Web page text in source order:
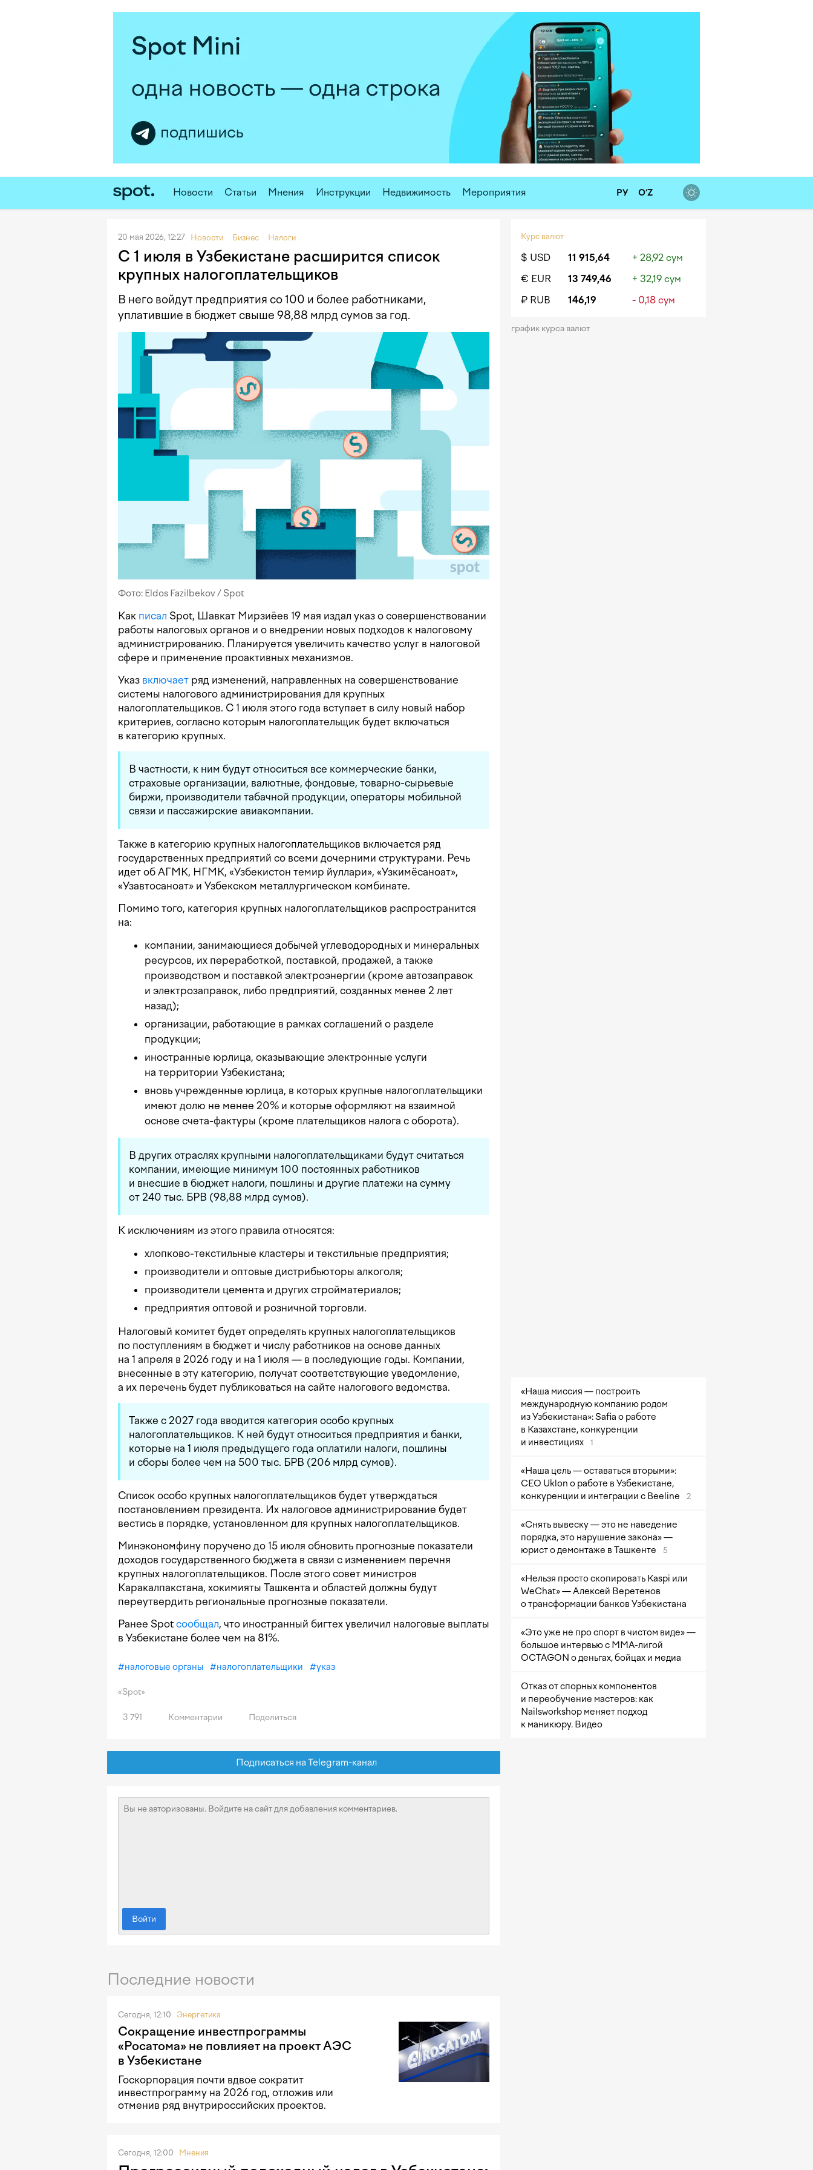
Новости Статьи Мнения Инструкции Недвижимость Мероприятия РУ O‘Z
20 мая 2026, 12:27 Новости Бизнес Налоги
С 1 июля в Узбекистане расширится список
крупных налогоплательщиков
В него войдут предприятия со 100 и более работниками,
уплатившие в бюджет свыше 98,88 млрд сумов за год.
Фото: Eldos Fazilbekov / Spot
Как писал Spot, Шавкат Мирзиёев 19 мая издал указ о совершенствовании
работы налоговых органов и о внедрении новых подходов к налоговому
администрированию. Планируется увеличить качество услуг в налоговой
сфере и применение проактивных механизмов.
Указ включает ряд изменений, направленных на совершенствование
системы налогового администрирования для крупных
налогоплательщиков. С 1 июля этого года вступает в силу новый набор
критериев, согласно которым налогоплательщик будет включаться
в категорию крупных.
В частности, к ним будут относиться все коммерческие банки,
страховые организации, валютные, фондовые, товарно-сырьевые
биржи, производители табачной продукции, операторы мобильной
связи и пассажирские авиакомпании.
Также в категорию крупных налогоплательщиков включается ряд
государственных предприятий со всеми дочерними структурами. Речь
идет об АГМК, НГМК, «Узбекистон темир йуллари», «Узкимёсаноат»,
«Узавтосаноат» и Узбекском металлургическом комбинате.
Помимо того, категория крупных налогоплательщиков распространится
на:
компании, занимающиеся добычей углеводородных и минеральных
ресурсов, их переработкой, поставкой, продажей, а также
производством и поставкой электроэнергии (кроме автозаправок
и электрозаправок, либо предприятий, созданных менее 2 лет
назад);
организации, работающие в рамках соглашений о разделе
продукции;
иностранные юрлица, оказывающие электронные услуги
на территории Узбекистана;
вновь учрежденные юрлица, в которых крупные налогоплательщики
имеют долю не менее 20% и которые оформляют на взаимной
основе счета-фактуры (кроме плательщиков налога с оборота).
В других отраслях крупными налогоплательщиками будут считаться
компании, имеющие минимум 100 постоянных работников
и внесшие в бюджет налоги, пошлины и другие платежи на сумму
от 240 тыс. БРВ (98,88 млрд сумов).
К исключениям из этого правила относятся:
хлопково-текстильные кластеры и текстильные предприятия;
производители и оптовые дистрибьюторы алкоголя;
производители цемента и других стройматериалов;
предприятия оптовой и розничной торговли.
Налоговый комитет будет определять крупных налогоплательщиков
по поступлениям в бюджет и числу работников на основе данных
на 1 апреля в 2026 году и на 1 июля — в последующие годы. Компании,
внесенные в эту категорию, получат соответствующие уведомление,
а их перечень будет публиковаться на сайте налогового ведомства.
Также с 2027 года вводится категория особо крупных
налогоплательщиков. К ней будут относиться предприятия и банки,
которые на 1 июля предыдущего года оплатили налоги, пошлины
и сборы более чем на 500 тыс. БРВ (206 млрд сумов).
Список особо крупных налогоплательщиков будет утверждаться
постановлением президента. Их налоговое администрирование будет
вестись в порядке, установленном для крупных налогоплательщиков.
Минэкономфину поручено до 15 июля обновить прогнозные показатели
доходов государственного бюджета в связи с изменением перечня
крупных налогоплательщиков. После этого совет министров
Каракалпакстана, хокимияты Ташкента и областей должны будут
переутвердить региональные прогнозные показатели.
Ранее Spot сообщал, что иностранный бигтех увеличил налоговые выплаты
в Узбекистане более чем на 81%.
#налоговые органы #налогоплательщики #указ
«Spot»
3 791 Комментарии Поделиться
Подписаться на Telegram-канал
Войти
Последние новости
Сегодня, 12:10 Энергетика
Сокращение инвестпрограммы
«Росатома» не повлияет на проект АЭС
в Узбекистане
Госкорпорация почти вдвое сократит
инвестпрограмму на 2026 год, отложив или
отменив ряд внутрироссийских проектов.
Сегодня, 12:00 Мнения
Курс валют
$ USD 11 915,64
+ 28,92 сум
€ EUR
13 749,46
+ 32,19 сум
₽ RUB
146,19 - 0,18 сум
график курса валют
«Наша миссия — построить
международную компанию родом
из Узбекистана»: Safia о работе
в Казахстане, конкуренции
и инвестициях
1
«Наша цель — оставаться вторыми»:
CEO Uklon о работе в Узбекистане,
конкуренции и интеграции с Beeline
2
«Снять вывеску — это не наведение
порядка, это нарушение закона» —
юрист о демонтаже в Ташкенте
5
«Нельзя просто скопировать Kaspi или
WeChat» — Алексей Веретенов
о трансформации банков Узбекистана
«Это уже не про спорт в чистом виде» —
большое интервью с ММА-лигой
OCTAGON о деньгах, бойцах и медиа
Отказ от спорных компонентов
и переобучение мастеров: как
Nailsworkshop меняет подход
к маникюру. Видео